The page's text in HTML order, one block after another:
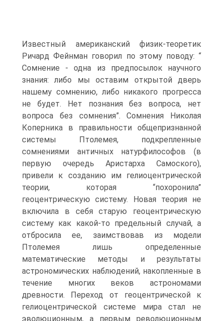
Известный американский физик-теоретик
Ричард Фейнман говорил по этому поводу: “
Сомнение - одна из предпосылок научного
знания: либо мы оставим открытой дверь
нашему сомнению, либо никакого прогресса
не будет. Нет познания без вопроса, нет
вопроса без сомнения”. Сомнения Николая
Коперника в правильности общепризнанной
системы Птолемея, подкрепленные
сомнениями античных натурфилософов (в
первую очередь Аристарха Самоского),
привели к созданию им гелиоцентрической
теории, которая “похоронила”
геоцентрическую систему. Новая теория не
включила в себя старую геоцентрическую
систему как какой-то предельный случай, а
отбросила ее, заимствовав из модели
Птолемея лишь определенные
математические методы и результаты
астрономических наблюдений, накопленные в
течение многих веков астрономами
древности. Переход от геоцентрической к
гелиоцентрической системе мира стал не
эволюционным, а первым революционным